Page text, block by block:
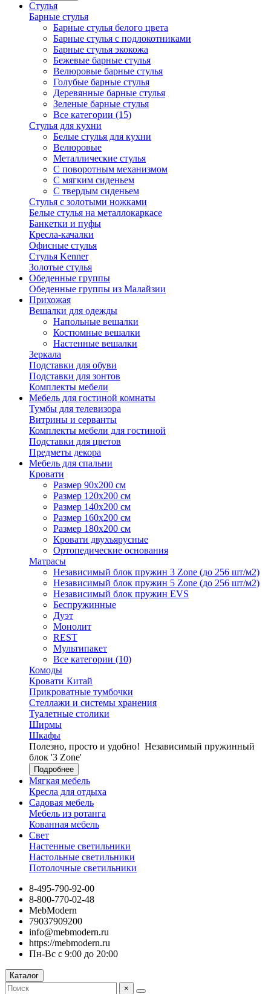
Стулья
Барные стулья
Барные стулья белого цвета
Барные стулья с подлокотниками
Барные стулья экокожа
Бежевые барные стулья
Велюровые барные стулья
Голубые барные стулья
Деревянные барные стулья
Зеленые барные стулья
Все категории (15)
Стулья для кухни
Белые стулья для кухни
Велюровые
Металлические стулья
С поворотным механизмом
С мягким сиденьем
С твердым сиденьем
Стулья с золотыми ножками
Белые стулья на металлокаркасе
Банкетки и пуфы
Кресла-качалки
Офисные стулья
Стулья Kenner
Золотые стулья
Обеденные группы
Обеденные группы из Малайзии
Прихожая
Вешалки для одежды
Напольные вешалки
Костюмные вешалки
Настенные вешалки
Зеркала
Подставки для обуви
Подставки для зонтов
Комплекты мебели
Мебель для гостиной комнаты
Тумбы для телевизора
Витрины и серванты
Комплекты мебели для гостиной
Подставки для цветов
Предметы декора
Мебель для спальни
Кровати
Размер 90х200 см
Размер 120х200 см
Размер 140х200 см
Размер 160х200 см
Размер 180х200 см
Кровати двухъярусные
Ортопедические основания
Матрасы
Независимый блок пружин 3 Zone (до 256 шт/м2)
Независимый блок пружин 5 Zone (до 256 шт/м2)
Независимый блок пружин EVS
Беспружинные
Дуэт
Монолит
REST
Мультипакет
Все категории (10)
Комоды
Кровати Китай
Прикроватные тумбочки
Стеллажи и системы хранения
Туалетные столики
Ширмы
Шкафы
Полезно, просто и удобно! Независимый пружинный
блок '3 Zone'
Подробнее
Мягкая мебель
Кресла для отдыха
Садовая мебель
Мебель из ротанга
Кованная мебель
Свет
Настенные светильники
Настольные светильники
Потолочные светильники
8-495-790-92-00
8-800-770-02-48
MebModern
79037909200
info@mebmodern.ru
https://mebmodern.ru
Пн-Вс с 9:00 до 20:00
Каталог
×